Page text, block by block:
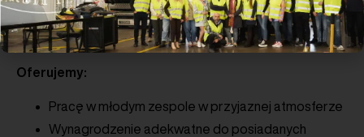
planowanie pracy
Oferujemy:
Pracę w młodym zespole w przyjaznej atmosferze
Wynagrodzenie adekwatne do posiadanych